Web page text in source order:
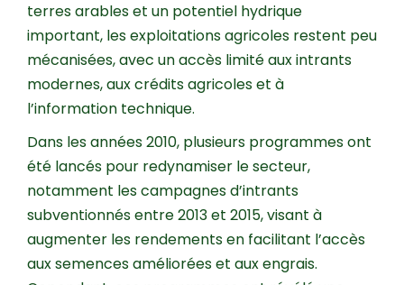
terres arables et un potentiel hydrique
important, les exploitations agricoles restent peu
mécanisées, avec un accès limité aux intrants
modernes, aux crédits agricoles et à
l’information technique.
Dans les années 2010, plusieurs programmes ont
été lancés pour redynamiser le secteur,
notamment les campagnes d’intrants
subventionnés entre 2013 et 2015, visant à
augmenter les rendements en facilitant l’accès
aux semences améliorées et aux engrais.